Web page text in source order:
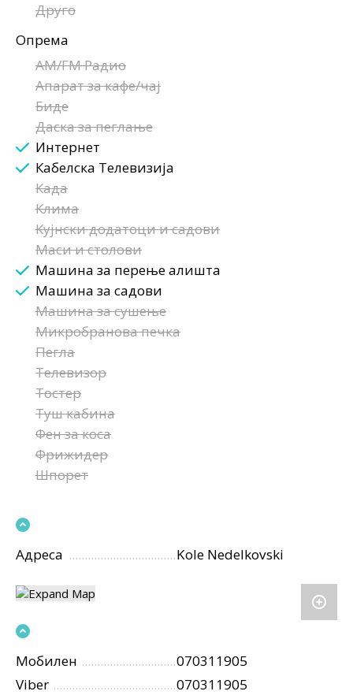
Друго
Опрема
AM/FM Радио
Апарат за кафе/чај
Биде
Даска за пеглање
Интернет
Кабелска Телевизија
Када
Клима
Кујнски додатоци и садови
Маси и столови
Машина за перење алишта
Машина за садови
Машина за сушење
Микробранова печка
Пегла
Телевизор
Тостер
Туш кабина
Фен за коса
Фрижидер
Шпорет
Адреса Kole Nedelkovski
Мобилен
070311905
Viber
070311905